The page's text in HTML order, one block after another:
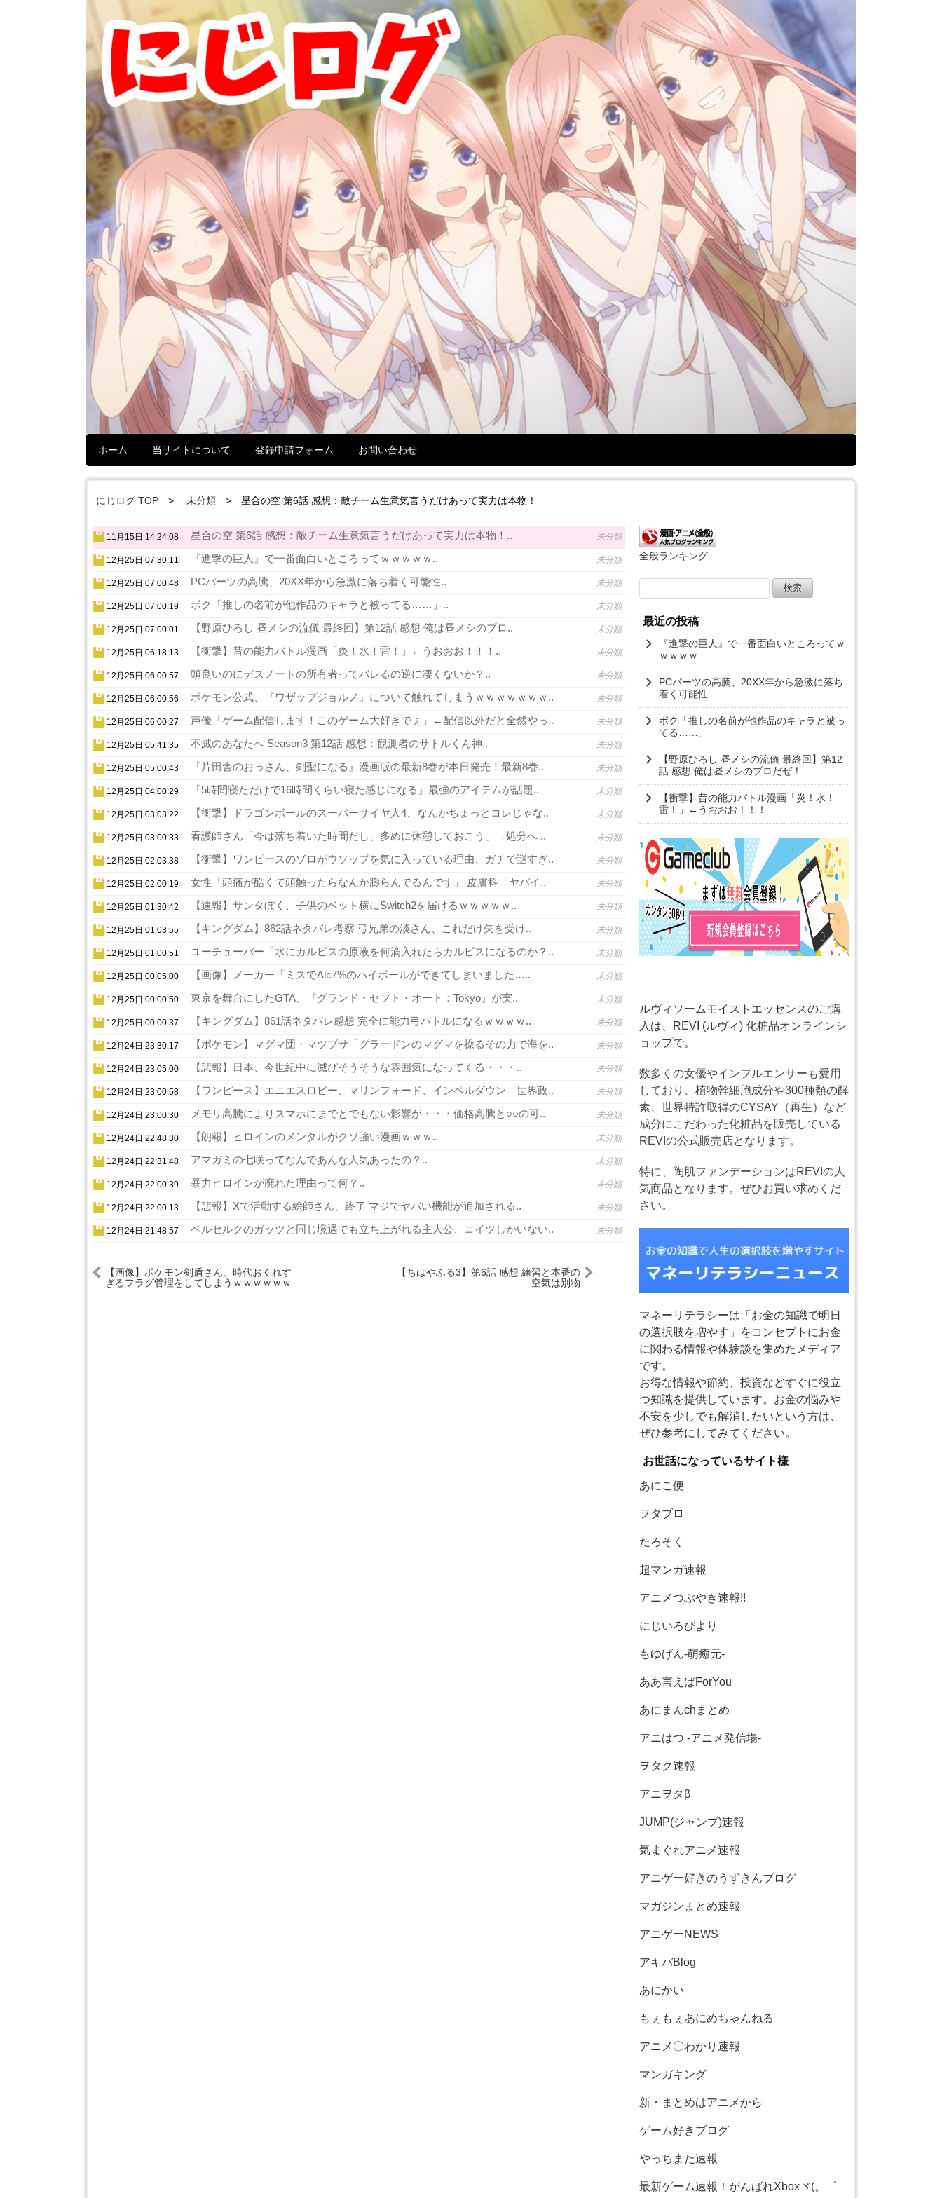
ホーム 当サイトについて 登録申請フォーム お問い合わせ
にじログ TOP 未分類 星合の空 第6話 感想：敵チーム生意気言うだけあって実力は本物！
11月15日 14:24:08 星合の空 第6話 感想：敵チーム生意気言うだけあって実力は本物！.. 未分類
12月25日 07:30:11 『進撃の巨人』で一番面白いところってｗｗｗｗｗ.. 未分類
12月25日 07:00:48 PCパーツの高騰、20XX年から急激に落ち着く可能性.. 未分類
12月25日 07:00:19 ボク「推しの名前が他作品のキャラと被ってる……」.. 未分類
12月25日 07:00:01 【野原ひろし 昼メシの流儀 最終回】第12話 感想 俺は昼メシのプロ.. 未分類
12月25日 06:18:13 【衝撃】昔の能力バトル漫画「炎！水！雷！」←うおおお！！！.. 未分類
12月25日 06:00:57 頭良いのにデスノートの所有者ってバレるの逆に凄くないか？.. 未分類
12月25日 06:00:56 ポケモン公式、『ワザップジョルノ』について触れてしまうｗｗｗｗｗｗｗ.. 未分類
12月25日 06:00:27 声優「ゲーム配信します！このゲーム大好きでぇ」←配信以外だと全然やっ.. 未分類
12月25日 05:41:35 不滅のあなたへ Season3 第12話 感想：観測者のサトルくん神.. 未分類
12月25日 05:00:43 『片田舎のおっさん、剣聖になる』漫画版の最新8巻が本日発売！最新8巻.. 未分類
12月25日 04:00:29 「5時間寝ただけで16時間くらい寝た感じになる」最強のアイテムが話題.. 未分類
12月25日 03:03:22 【衝撃】ドラゴンボールのスーパーサイヤ人4、なんかちょっとコレじゃな.. 未分類
12月25日 03:00:33 看護師さん「今は落ち着いた時間だし、多めに休憩しておこう」→処分へ .. 未分類
12月25日 02:03:38 【衝撃】ワンピースのゾロがウソップを気に入っている理由、ガチで謎すぎ.. 未分類
12月25日 02:00:19 女性「頭痛が酷くて頭触ったらなんか膨らんでるんです」 皮膚科「ヤバイ.. 未分類
12月25日 01:30:42 【速報】サンタぼく、子供のベット横にSwitch2を届けるｗｗｗｗｗ.. 未分類
12月25日 01:03:55 【キングダム】862話ネタバレ考察 弓兄弟の淡さん、これだけ矢を受け.. 未分類
12月25日 01:00:51 ユーチューバー「水にカルピスの原液を何滴入れたらカルピスになるのか？.. 未分類
12月25日 00:05:00 【画像】メーカー「ミスでAlc7%のハイボールができてしまいました….. 未分類
12月25日 00:00:50 東京を舞台にしたGTA、『グランド・セフト・オート：Tokyo』が実.. 未分類
12月25日 00:00:37 【キングダム】861話ネタバレ感想 完全に能力弓バトルになるｗｗｗｗ.. 未分類
12月24日 23:30:17 【ポケモン】マグマ団・マツブサ「グラードンのマグマを操るその力で海を.. 未分類
12月24日 23:05:00 【悲報】日本、今世紀中に滅びそうそうな雰囲気になってくる・・・.. 未分類
12月24日 23:00:58 【ワンピース】エニエスロビー、マリンフォード、インペルダウン 世界政.. 未分類
12月24日 23:00:30 メモリ高騰によりスマホにまでとでもない影響が・・・価格高騰と○○の可.. 未分類
12月24日 22:48:30 【朗報】ヒロインのメンタルがクソ強い漫画ｗｗｗ.. 未分類
12月24日 22:31:48 アマガミの七咲ってなんであんな人気あったの？.. 未分類
12月24日 22:00:39 暴力ヒロインが廃れた理由って何？.. 未分類
12月24日 22:00:13 【悲報】Xで活動する絵師さん、終了 マジでヤバい機能が追加される.. 未分類
12月24日 21:48:57 ベルセルクのガッツと同じ境遇でも立ち上がれる主人公、コイツしかいない.. 未分類
【画像】ポケモン剣盾さん、時代おくれす
ぎるフラグ管理をしてしまうｗｗｗｗｗｗ
【ちはやふる3】第6話 感想 練習と本番の
空気は別物
全般ランキング
索:
最近の投稿
『進撃の巨人』で一番面白いところってｗ
ｗｗｗｗ
PCパーツの高騰、20XX年から急激に落ち
着く可能性
ボク「推しの名前が他作品のキャラと被っ
てる……」
【野原ひろし 昼メシの流儀 最終回】第12
話 感想 俺は昼メシのプロだぜ！
【衝撃】昔の能力バトル漫画「炎！水！
雷！」←うおおお！！！
ルヴィソームモイストエッセンスのご購
入は、REVI (ルヴィ) 化粧品オンラインシ
ョップで。
数多くの女優やインフルエンサーも愛用
しており、植物幹細胞成分や300種類の酵
素、世界特許取得のCYSAY（再生）など
成分にこだわった化粧品を販売している
REVIの公式販売店となります。
特に、陶肌ファンデーションはREVIの人
気商品となります。ぜひお買い求めくだ
さい。
マネーリテラシーは「お金の知識で明日
の選択肢を増やす」をコンセプトにお金
に関わる情報や体験談を集めたメディア
です。
お得な情報や節約、投資などすぐに役立
つ知識を提供しています。お金の悩みや
不安を少しでも解消したいという方は、
ぜひ参考にしてみてください。
お世話になっているサイト様
あにこ便
ヲタブロ
たろそく
超マンガ速報
アニメつぶやき速報!!
にじいろびより
もゆげん-萌癒元-
ああ言えばForYou
あにまんchまとめ
アニはつ -アニメ発信場-
ヲタク速報
アニヲタβ
JUMP(ジャンプ)速報
気まぐれアニメ速報
アニゲー好きのうずきんブログ
マガジンまとめ速報
アニゲーNEWS
アキバBlog
あにかい
もぇもぇあにめちゃんねる
アニメ〇わかり速報
マンガキング
新・まとめはアニメから
ゲーム好きブログ
やっちまた速報
最新ゲーム速報！がんばれXboxヾ(。゜